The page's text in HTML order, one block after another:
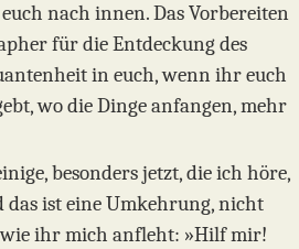
nach innen. Das Vorbereiten
für die Entdeckung des
in euch, wenn ihr euch
wo die Dinge anfangen, mehr
besonders jetzt, die ich höre,
das ist eine Umkehrung, nicht
ihr mich anfleht: »Hilf mir!